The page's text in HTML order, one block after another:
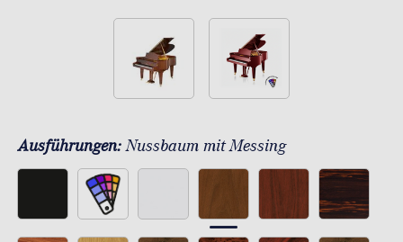
Ausführungen:Nussbaum mit Messing